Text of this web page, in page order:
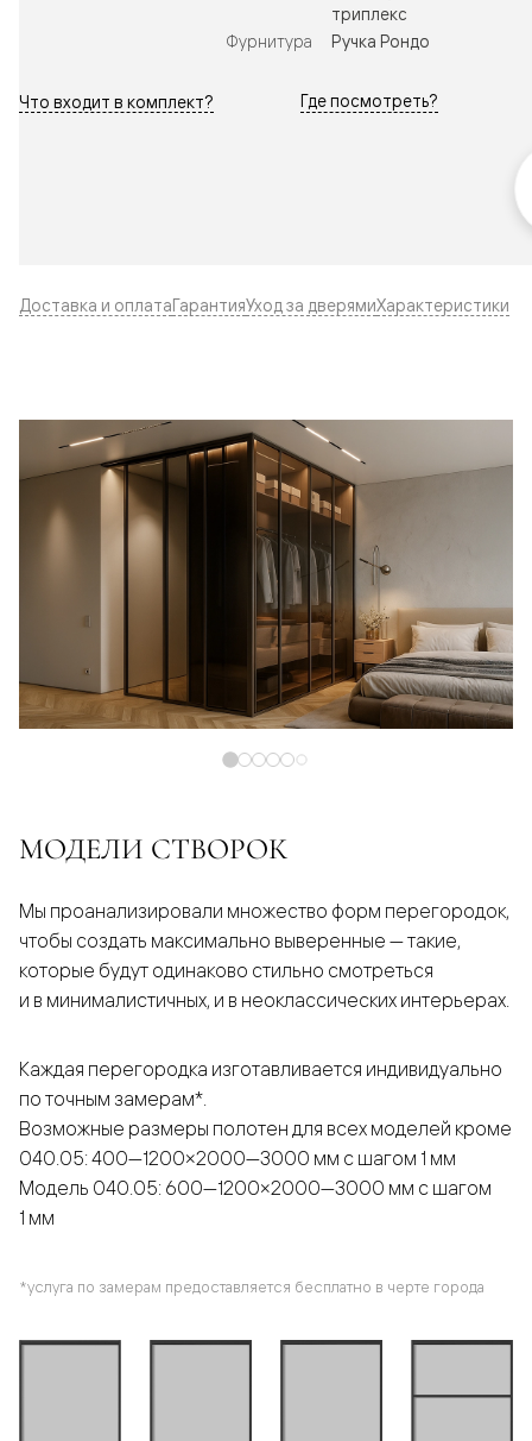
триплекс
Фурнитура
Ручка Рондо
Что входит в комплект? Где посмотреть?
Доставка и оплатаГарантияУход за дверямиХарактеристики
МОДЕЛИ СТВОРОК
Мы проанализировали множество форм перегородок,
чтобы создать максимально выверенные — такие,
которые будут одинаково стильно смотреться
и в минималистичных, и в неоклассических интерьерах.
Каждая перегородка изготавливается индивидуально
по точным замерам*.
Возможные размеры полотен для всех моделей кроме
040.05: 400—1200×2000—3000 мм с шагом 1 мм
Модель 040.05: 600—1200×2000—3000 мм с шагом
1 мм
*услуга по замерам предоставляется бесплатно в черте города